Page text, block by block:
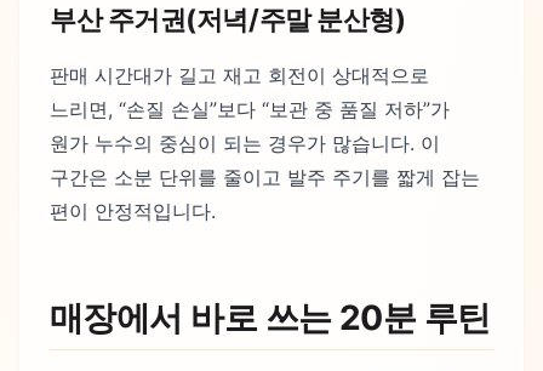
부산 주거권(저녁/주말 분산형)
판매 시간대가 길고 재고 회전이 상대적으로
느리면, “손질 손실”보다 “보관 중 품질 저하”가
원가 누수의 중심이 되는 경우가 많습니다. 이
구간은 소분 단위를 줄이고 발주 주기를 짧게 잡는
편이 안정적입니다.
매장에서 바로 쓰는 20분 루틴